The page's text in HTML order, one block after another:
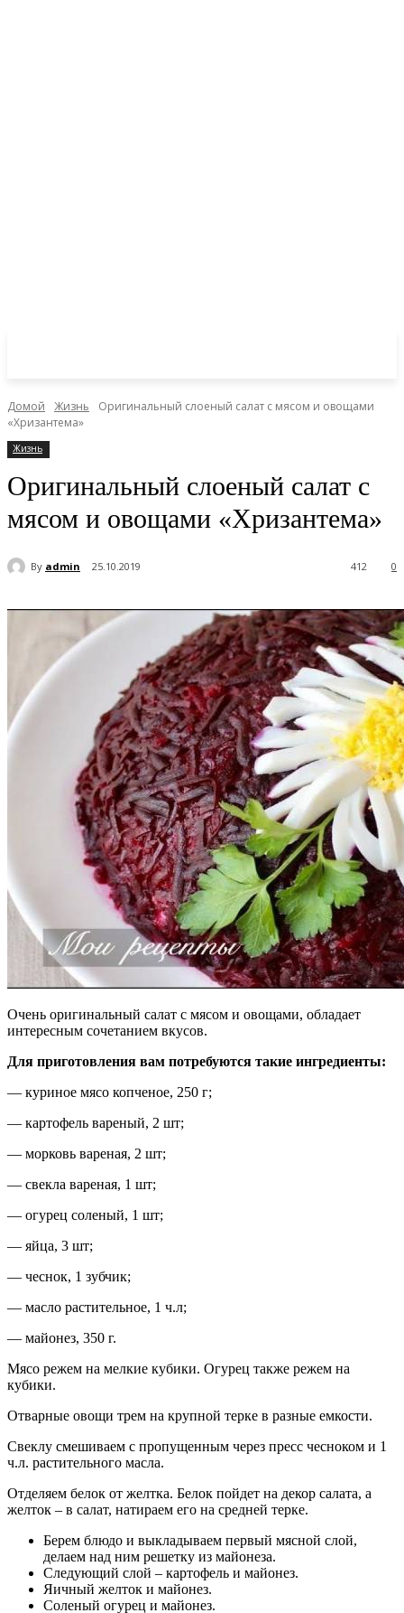
Домой Жизнь
Оригинальный слоеный салат с мясом и овощами
«Хризантема»
Жизнь
Оригинальный слоеный салат с
мясом и овощами «Хризантема»
By admin 25.10.2019 0
412
Очень оригинальный салат с мясом и овощами, обладает
интересным сочетанием вкусов.
Для приготовления вам потребуются такие ингредиенты:
— куриное мясо копченое, 250 г;
— картофель вареный, 2 шт;
— морковь вареная, 2 шт;
— свекла вареная, 1 шт;
— огурец соленый, 1 шт;
— яйца, 3 шт;
— чеснок, 1 зубчик;
— масло растительное, 1 ч.л;
— майонез, 350 г.
Мясо режем на мелкие кубики. Огурец также режем на
кубики.
Отварные овощи трем на крупной терке в разные емкости.
Свеклу смешиваем с пропущенным через пресс чесноком и 1
ч.л. растительного масла.
Отделяем белок от желтка. Белок пойдет на декор салата, а
желток – в салат, натираем его на средней терке.
Берем блюдо и выкладываем первый мясной слой,
делаем над ним решетку из майонеза.
Следующий слой – картофель и майонез.
Яичный желток и майонез.
Соленый огурец и майонез.